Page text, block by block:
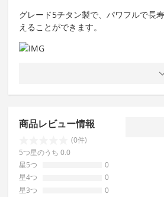
グレード5チタン製で、パワフルで長
えることができます。
商品レビュー情報
(0件)
5つ星のうち 0.0
星5つ
0
星4つ
0
星3つ
0